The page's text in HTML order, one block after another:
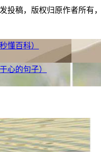
投稿，版权归原作者所有
懂百科）
心的句子）